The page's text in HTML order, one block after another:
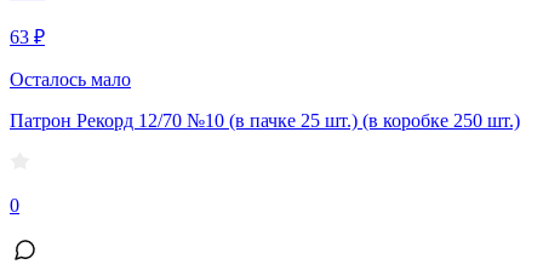
63 ₽
Осталось мало
Патрон Рекорд 12/70 №10 (в пачке 25 шт.) (в коробке 250 шт.)
0